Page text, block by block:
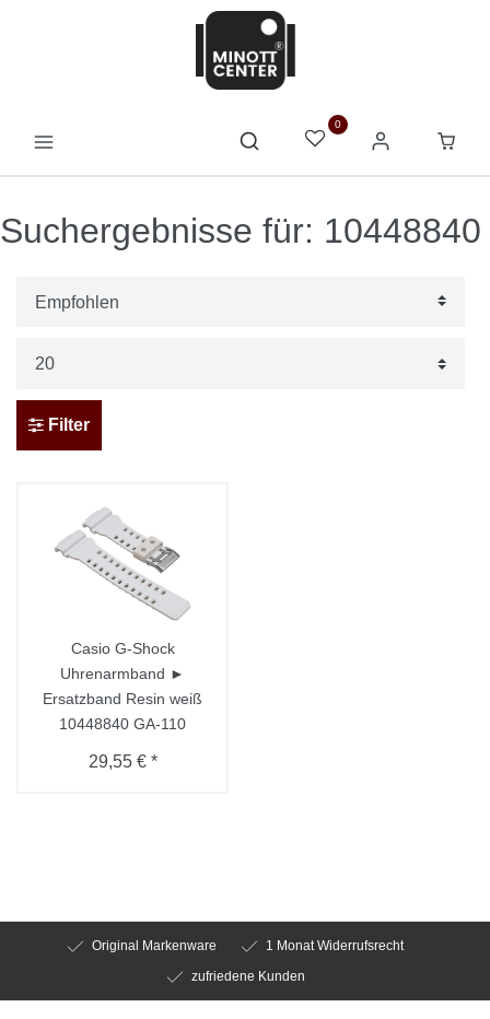
0
Suchergebnisse für: 10448840
Filter
Casio G-Shock
Uhrenarmband ►
Ersatzband Resin weiß
10448840 GA-110
29,55 € *
Original Markenware
1 Monat Widerrufsrecht
zufriedene Kunden